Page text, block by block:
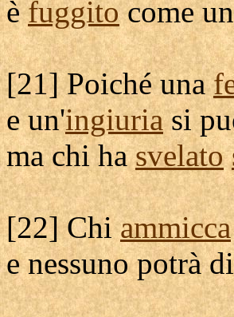
èfuggitocome
[21] Poiché una
e un'ingiuriasi
ma chi hasvelato
[22] Chiammicca
e nessuno potrà